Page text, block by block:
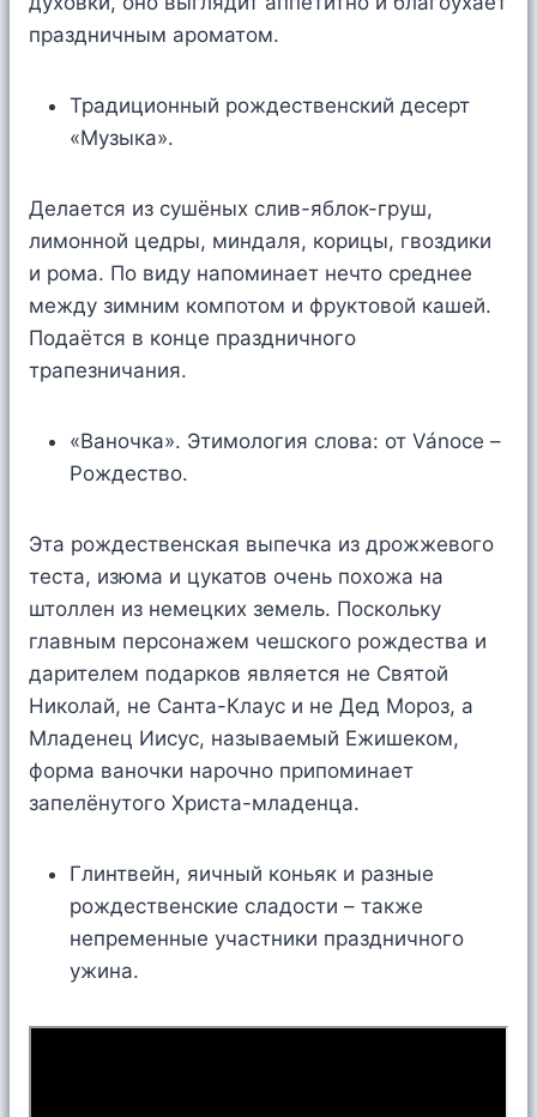
праздничным ароматом.
Традиционный рождественский десерт
«Музыка».
Делается из сушёных слив-яблок-груш,
лимонной цедры, миндаля, корицы, гвоздики
и рома. По виду напоминает нечто среднее
между зимним компотом и фруктовой кашей.
Подаётся в конце праздничного
трапезничания.
«Ваночка». Этимология слова: от Vánoce –
Рождество.
Эта рождественская выпечка из дрожжевого
теста, изюма и цукатов очень похожа на
штоллен из немецких земель. Поскольку
главным персонажем чешского рождества и
дарителем подарков является не Святой
Николай, не Санта-Клаус и не Дед Мороз, а
Младенец Иисус, называемый Ежишеком,
форма ваночки нарочно припоминает
запелёнутого Христа-младенца.
Глинтвейн, яичный коньяк и разные
рождественские сладости – также
непременные участники праздничного
ужина.